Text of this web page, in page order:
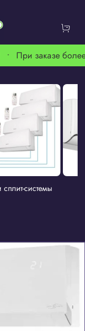
• При заказе
сплит-системы